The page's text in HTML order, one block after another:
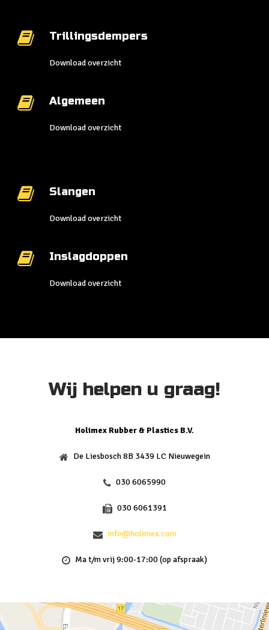
Trillingsdempers
Download overzicht
Algemeen
Download overzicht
Slangen
Download overzicht
Inslagdoppen
Download overzicht
Wij helpen u graag!
Holimex Rubber & Plastics B.V.
De Liesbosch 8B 3439 LC Nieuwegein
030 6065990
030 6061391
info@holimex.com
Ma t/m vrij 9:00-17:00 (op afspraak)